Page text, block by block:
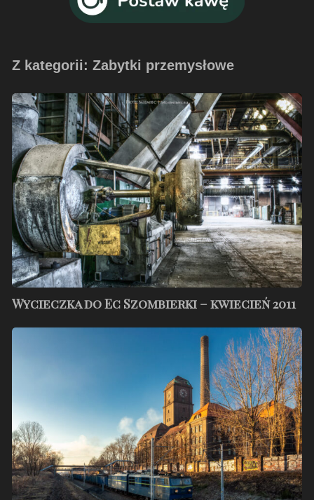
Z kategorii: Zabytki przemysłowe
Wycieczka
do
Ec
Szombierki
–
kwiecień
2011
Wycieczka do Ec Szombierki – kwiecień 2011
Elektrociepłownia